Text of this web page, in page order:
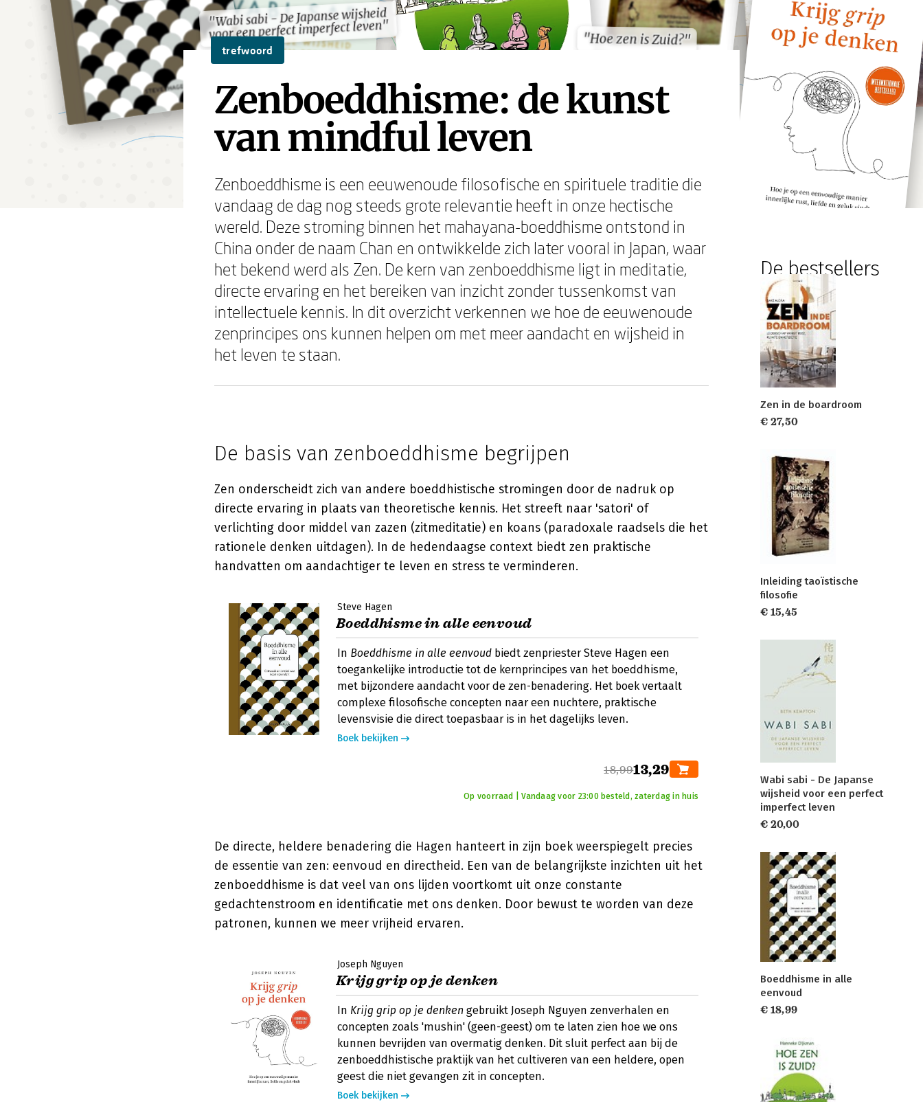
"Wabi sabi - De Japanse wijsheid
voor een perfect imperfect leven" "Hoe zen is Zuid?"
"Wabi sabi - De Japanse wijsheid
voor een perfect imperfect leven" "Hoe zen is Zuid?"
trefwoord
Zenboeddhisme: de kunst
van mindful leven
Zenboeddhisme is een eeuwenoude filosofische en spirituele traditie die
vandaag de dag nog steeds grote relevantie heeft in onze hectische
wereld. Deze stroming binnen het mahayana-boeddhisme ontstond in
China onder de naam Chan en ontwikkelde zich later vooral in Japan, waar
het bekend werd als Zen. De kern van zenboeddhisme ligt in meditatie,
directe ervaring en het bereiken van inzicht zonder tussenkomst van
intellectuele kennis. In dit overzicht verkennen we hoe de eeuwenoude
zenprincipes ons kunnen helpen om met meer aandacht en wijsheid in
het leven te staan.
De basis van zenboeddhisme begrijpen
Zen onderscheidt zich van andere boeddhistische stromingen door de nadruk op
directe ervaring in plaats van theoretische kennis. Het streeft naar 'satori' of
verlichting door middel van zazen (zitmeditatie) en koans (paradoxale raadsels die het
rationele denken uitdagen). In de hedendaagse context biedt zen praktische
handvatten om aandachtiger te leven en stress te verminderen.
Steve Hagen
Boeddhisme in alle eenvoud
In Boeddhisme in alle eenvoud biedt zenpriester Steve Hagen een
toegankelijke introductie tot de kernprincipes van het boeddhisme,
met bijzondere aandacht voor de zen-benadering. Het boek vertaalt
complexe filosofische concepten naar een nuchtere, praktische
levensvisie die direct toepasbaar is in het dagelijks leven.
Boek bekijken
18,9913,29
Op voorraad | Vandaag voor 23:00 besteld, zaterdag in huis
De directe, heldere benadering die Hagen hanteert in zijn boek weerspiegelt precies
de essentie van zen: eenvoud en directheid. Een van de belangrijkste inzichten uit het
zenboeddhisme is dat veel van ons lijden voortkomt uit onze constante
gedachtenstroom en identificatie met ons denken. Door bewust te worden van deze
patronen, kunnen we meer vrijheid ervaren.
Joseph Nguyen
Krijg grip op je denken
In Krijg grip op je denken gebruikt Joseph Nguyen zenverhalen en
concepten zoals 'mushin' (geen-geest) om te laten zien hoe we ons
kunnen bevrijden van overmatig denken. Dit sluit perfect aan bij de
zenboeddhistische praktijk van het cultiveren van een heldere, open
geest die niet gevangen zit in concepten.
Boek bekijken
De bestsellers
Zen in de boardroom
€ 27,50
Inleiding taoïstische
filosofie
€ 15,45
Wabi sabi - De Japanse
wijsheid voor een perfect
imperfect leven
€ 20,00
Boeddhisme in alle
eenvoud
€ 18,99